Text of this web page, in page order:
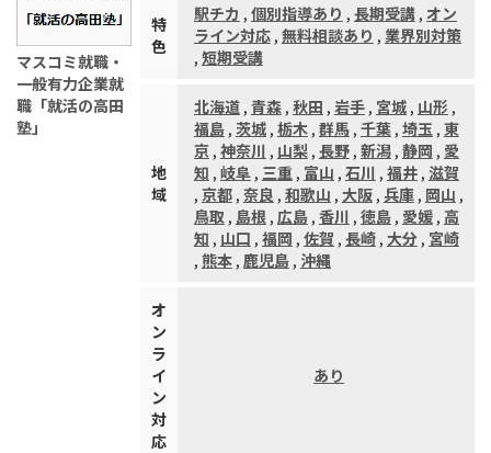
マスコミ就職・
一般有力企業就
職「就活の高田
塾」
特
色
駅チカ , 個別指導あり , 長期受講, オン
ライン対応, 無料相談あり , 業界別対策
, 短期受講
地
域
北海道, 青森, 秋田 , 岩手, 宮城, 山形 ,
福島, 茨城, 栃木, 群馬, 千葉, 埼玉 , 東
京 , 神奈川 , 山梨, 長野, 新潟, 静岡 , 愛
知 , 岐阜, 三重, 富山 , 石川 , 福井, 滋賀
, 京都, 奈良 , 和歌山 , 大阪, 兵庫, 岡山 ,
鳥取 , 島根, 広島, 香川 , 徳島, 愛媛, 高
知 , 山口 , 福岡 , 佐賀 , 長崎, 大分, 宮崎
, 熊本, 鹿児島, 沖縄
オ
ン
ラ
イ
ン
対
応
あり